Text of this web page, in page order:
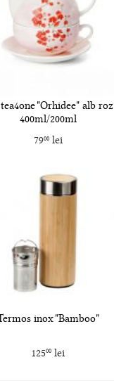
"Orhidee" alb roz
400ml/200ml
7900lei
inox "Bamboo"
12500 lei